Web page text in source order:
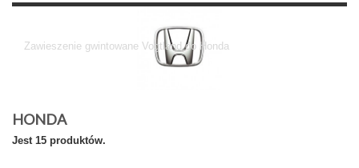
Zawieszenie gwintowane Vogtland do Honda
HONDA
Jest 15 produktów.